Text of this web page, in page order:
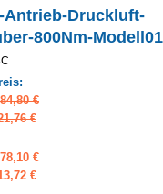
Antrieb-Druckluft-
800Nm-
€
€
€
€